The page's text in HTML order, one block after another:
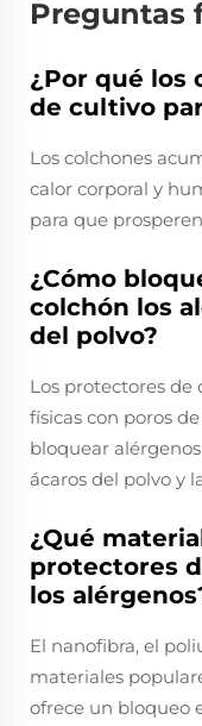
Preguntas
¿Por qué los
de cultivo
Los colchones
calor corporal y
para que
¿Cómo
colchón los
del polvo?
Los protectores de
físicas con poros
bloquear
ácaros del polvo y
¿Qué
protectores
los
El nanofibra, el
materiales
ofrece un bloqueo